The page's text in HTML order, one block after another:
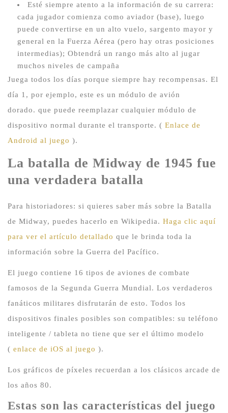
Esté siempre atento a la información de su carrera:
cada jugador comienza como aviador (base), luego
puede convertirse en un alto vuelo, sargento mayor y
general en la Fuerza Aérea (pero hay otras posiciones
intermedias); Obtendrá un rango más alto al jugar
muchos niveles de campaña
Juega todos los días porque siempre hay recompensas. El
día 1, por ejemplo, este es un módulo de avión
dorado. que puede reemplazar cualquier módulo de
dispositivo normal durante el transporte. ( Enlace de
Android al juego ).
La batalla de Midway de 1945 fue
una verdadera batalla
Para historiadores: si quieres saber más sobre la Batalla
de Midway, puedes hacerlo en Wikipedia. Haga clic aquí
para ver el artículo detallado que le brinda toda la
información sobre la Guerra del Pacífico.
El juego contiene 16 tipos de aviones de combate
famosos de la Segunda Guerra Mundial. Los verdaderos
fanáticos militares disfrutarán de esto. Todos los
dispositivos finales posibles son compatibles: su teléfono
inteligente / tableta no tiene que ser el último modelo
( enlace de iOS al juego ).
Los gráficos de píxeles recuerdan a los clásicos arcade de
los años 80.
Estas son las características del juego